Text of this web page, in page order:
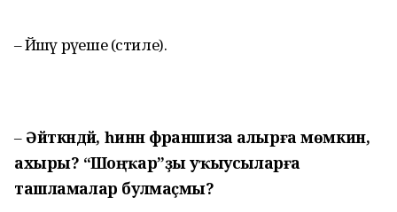
– Йәшәү рәүеше (стиле).
–Әйткәндәй, һинән франшиза алырға мөмкин,
ахыры? “Шоңҡар”ҙы уҡыусыларға
ташламалар булмаҫмы?